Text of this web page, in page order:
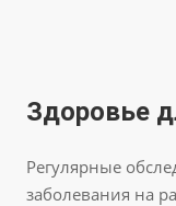
Здоровье
Регулярные
заболевания на